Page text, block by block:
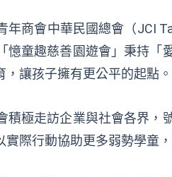
商會中華民國總會（JCI
童趣慈善園遊會」秉持「
讓孩子擁有更公平的起點。
極走訪企業與社會各界，
際行動協助更多弱勢學童